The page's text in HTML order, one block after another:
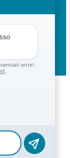
Spaggiari
Media